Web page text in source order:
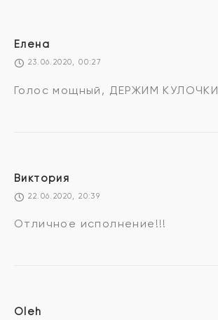
Елена
23.06.2020, 00:27
Голос мощный, ДЕРЖИМ КУЛОЧКИ
Виктория
22.06.2020, 20:39
Отличное исполнение!!!
Oleh